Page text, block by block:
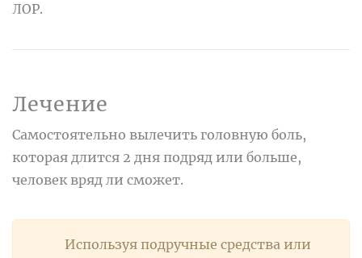
ЛОР.
Лечение
Самостоятельно вылечить головную боль,
которая длится 2 дня подряд или больше,
человек вряд ли сможет.
Используя подручные средства или